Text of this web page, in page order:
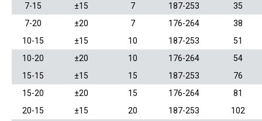
7-15 ±15 7 187-253
35
7-20
±20 7 176-264
38
10-15
±15 10 187-253
51
10-20
±20 10 176-264
54
15-15
±15 15 187-253
76
15-20
±20 15 176-264
81
20-15
±15 20 187-253
102